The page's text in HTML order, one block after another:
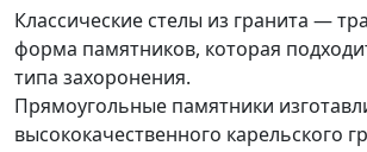
Классические стелы из гранита —
форма памятников, которая
типа захоронения.
Прямоугольные памятники
высококачественного карельского